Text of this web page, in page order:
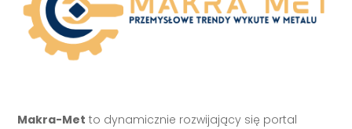
Makra-Met to dynamicznie rozwijający się portal